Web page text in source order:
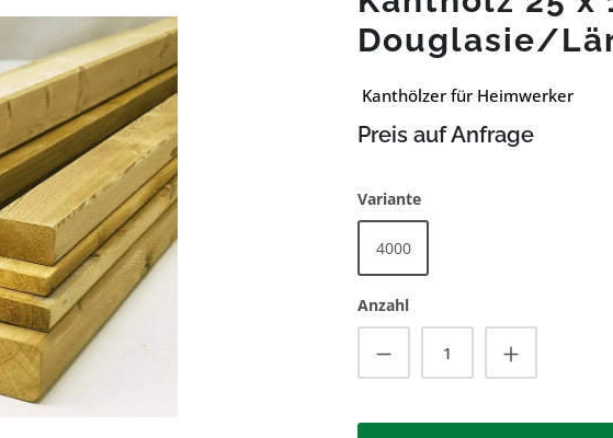
Douglasie/
Kanthölzer für Heimwerker
Preis auf Anfrage
Varianteauswählen
4000
Anzahl
Produkt Anzahl: